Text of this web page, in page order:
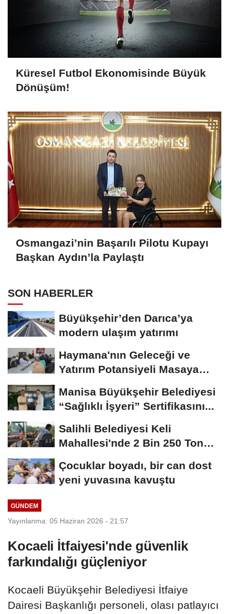
Küresel Futbol Ekonomisinde Büyük
Dönüşüm!
Osmangazi’nin Başarılı Pilotu Kupayı
Başkan Aydın’la Paylaştı
SON HABERLER
Büyükşehir’den Darıca’ya
modern ulaşım yatırımı
Haymana'nın Geleceği ve
Yatırım Potansiyeli Masaya
Manisa Büyükşehir Belediyesi
“Sağlıklı İşyeri” Sertifikasını...
Salihli Belediyesi Keli
Mahallesi'nde 2 Bin 250 Ton
Çocuklar boyadı, bir can dost
yeni yuvasına kavuştu
GÜNDEM
Yayınlanma: 05 Haziran 2026 - 21:57
Kocaeli İtfaiyesi'nde güvenlik
farkındalığı güçleniyor
Kocaeli Büyükşehir Belediyesi İtfaiye
Dairesi Başkanlığı personeli, olası patlayıcı